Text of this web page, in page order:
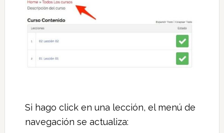
Si hago click en una lección, el menú de
navegación se actualiza: